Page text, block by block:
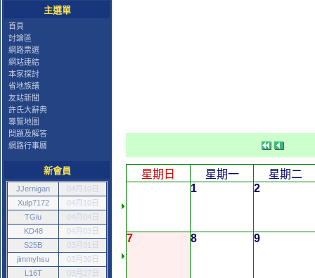
主選單
首頁
討論區
網路票選
網站連結
本家探討
省地族譜
友站新聞
許氏大辭典
導覽地圖
問題及解答
網路行事曆
新會員
JJernigan
04月10日
Xulp7172
04月10日
TGiu
04月04日
KD48
04月03日
S25B
03月31日
jimmyhsu
03月30日
L16T
03月27日
星期日 星期一
星期二
1
2
7 8 9